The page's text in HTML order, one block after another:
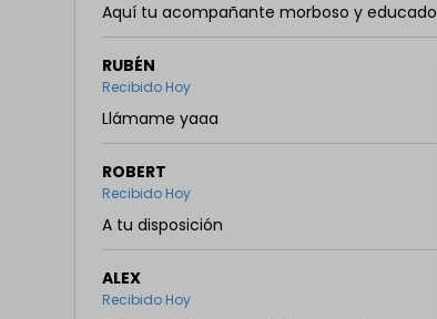
Aquí tu acompañante morboso y educado
RUBÉN
Recibido Hoy
Llámame yaaa
ROBERT
Recibido Hoy
A tu disposición
ALEX
Recibido Hoy